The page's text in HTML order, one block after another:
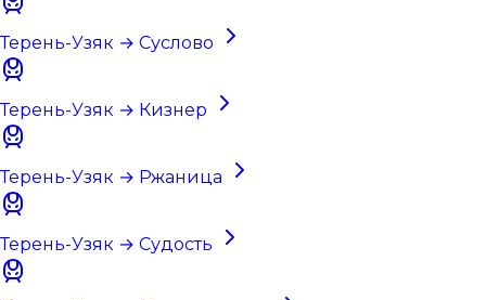
Терень-Узяк → Суслово
Терень-Узяк → Кизнер
Терень-Узяк → Ржаница
Терень-Узяк → Судость